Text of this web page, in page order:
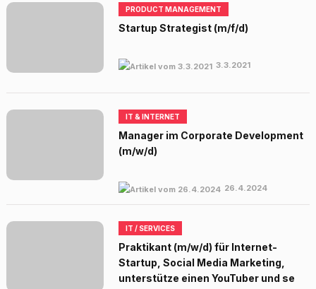
PRODUCT MANAGEMENT
Startup Strategist (m/f/d)
3.3.2021
IT & INTERNET
Manager im Corporate Development
(m/w/d)
26.4.2024
IT / SERVICES
Praktikant (m/w/d) für Internet-
Startup, Social Media Marketing,
unterstütze einen YouTuber und se